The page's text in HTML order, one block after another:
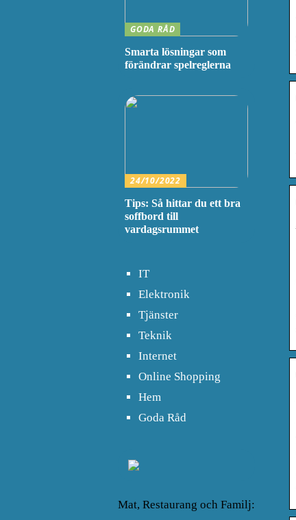
GODA RÅD
Smarta lösningar som
förändrar spelreglerna
24/10/2022
Tips: Så hittar du ett bra
soffbord till
vardagsrummet
IT
Elektronik
Tjänster
Teknik
Internet
Online Shopping
Hem
Goda Råd
Mat, Restaurang och Familj: